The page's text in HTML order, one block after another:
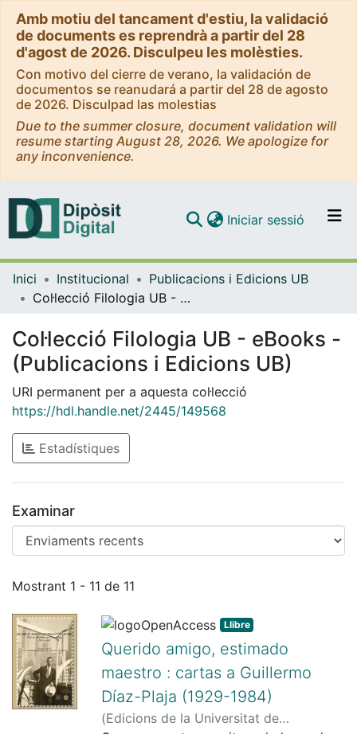
Amb motiu del tancament d'estiu, la validació
de documents es reprendrà a partir del 28
d'agost de 2026. Disculpeu les molèsties.
Con motivo del cierre de verano, la validación de
documentos se reanudará a partir del 28 de agosto
de 2026. Disculpad las molestias
Due to the summer closure, document validation will
resume starting August 28, 2026. We apologize for
any inconvenience.
Navega per tot el DD
Contacte
Iniciar sessió (current)
Inici Institucional
Publicacions i Edicions UB
Col·lecció Filologia UB - eBooks - (Publicacions i Edicions UB)
Col·lecció Filologia UB - eBooks -
(Publicacions i Edicions UB)
URI permanent per a aquesta col·lecció
https://hdl.handle.net/2445/149568
Estadístiques
Examinar
Enviaments recents
Mostrant 1 - 11 de 11
Llibre
Querido amigo, estimado
maestro : cartas a Guillermo
Díaz-Plaja (1929-1984)
(Edicions de la Universitat de